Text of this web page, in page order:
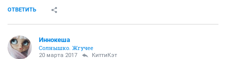
ОТВЕТИТЬ
Иннокеша
Солнышко. Жгучее
20 марта 2017 КиттиКэт